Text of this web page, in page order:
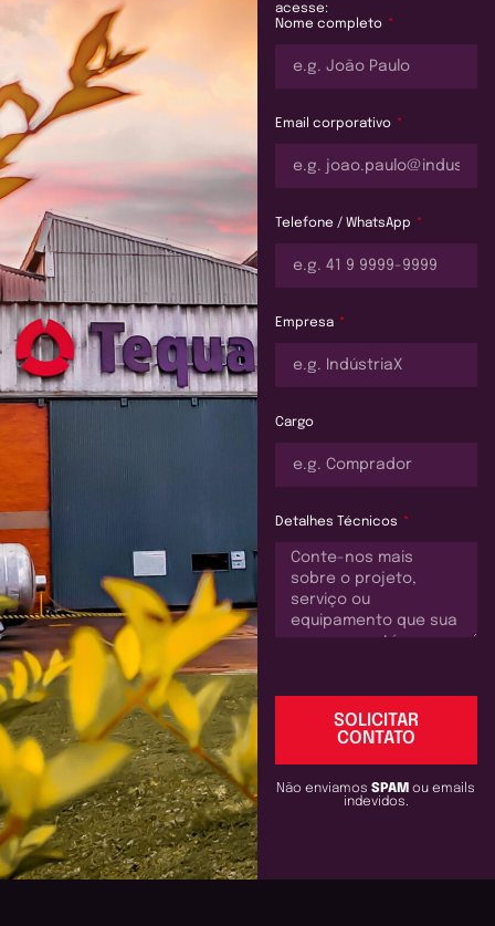
acesse:
Nome completo
Email corporativo
Telefone / WhatsApp
Empresa
Cargo
Detalhes Técnicos
SOLICITAR
CONTATO
Não enviamosSPAMou emails
indevidos.